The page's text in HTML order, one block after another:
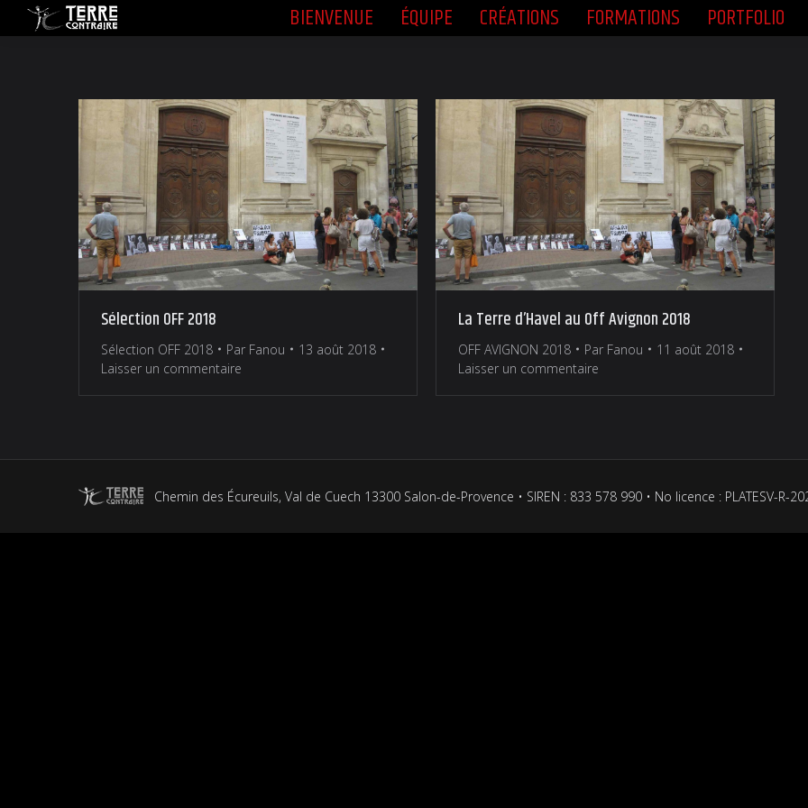
BIENVENUE ÉQUIPE CRÉATIONS FORMATIONS PORTFOLIO
Sélection OFF 2018
Sélection OFF 2018 Par Fanou
13 août 2018
Laisser un commentaire
La Terre d’Havel au Off Avignon 2018
OFF AVIGNON 2018 Par Fanou
11 août 2018
Laisser un commentaire
Chemin des Écureuils, Val de Cuech 13300 Salon-de-Provence • SIREN : 833 578 990 • No licence : PLATESV-R-
BIENVENUE ÉQUIPE CRÉATIONS FORMATIONS PORTFOLIO